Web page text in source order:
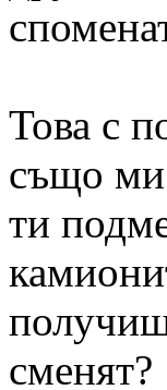
Това с
също ми
ти
сменят?